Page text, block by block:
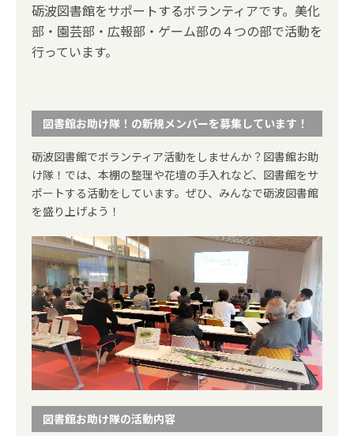
砺波図書館をサポートするボランティアです。美化
部・園芸部・広報部・ゲーム部の４つの部で活動を
行っています。
図書館お助け隊！の新規メンバーを募集しています！
砺波図書館でボランティア活動をしませんか？図書館お助
け隊！では、本棚の整理や花壇の手入れなど、図書館をサ
ポートする活動をしています。ぜひ、みんなで砺波図書館
を盛り上げよう！
図書館お助け隊の活動内容